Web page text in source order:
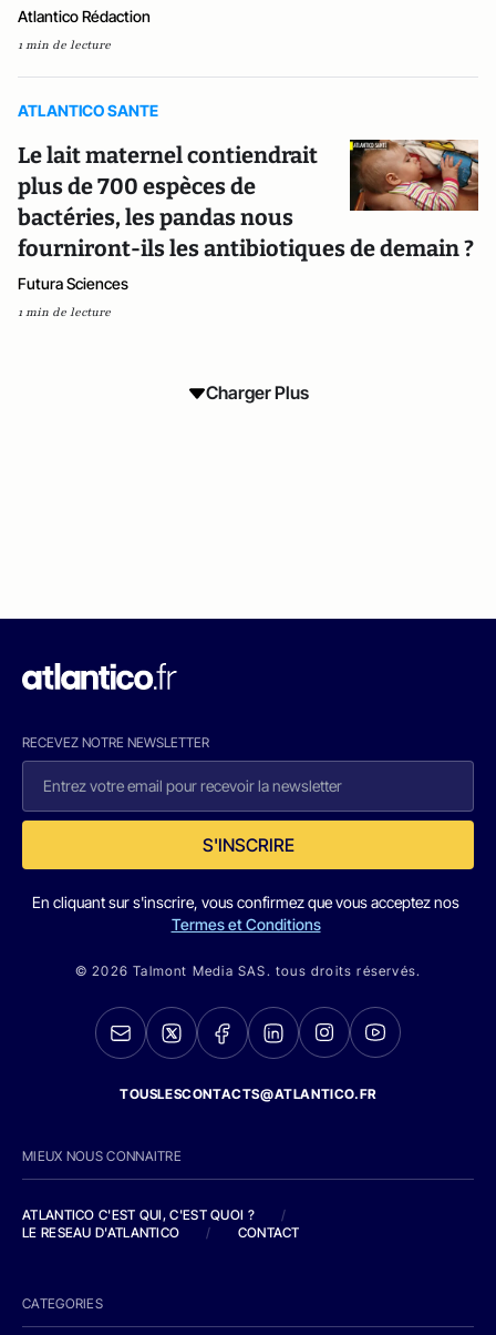
Atlantico Rédaction
1 min de lecture
ATLANTICO SANTE
Le lait maternel contiendrait
plus de 700 espèces de
bactéries, les pandas nous
fourniront-ils les antibiotiques de demain ?
Futura Sciences
1 min de lecture
Charger Plus
RECEVEZ NOTRE NEWSLETTER
S'INSCRIRE
En cliquant sur s'inscrire, vous confirmez que vous acceptez nos
Termes et Conditions
© 2026 Talmont Media SAS. tous droits réservés.
TOUSLESCONTACTS@ATLANTICO.FR
MIEUX NOUS CONNAITRE
ATLANTICO C'EST QUI, C'EST QUOI ?
/
LE RESEAU D'ATLANTICO
/ CONTACT
CATEGORIES